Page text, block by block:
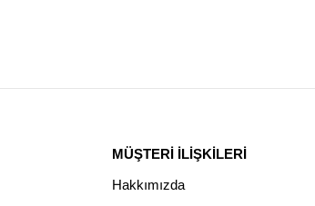
MÜŞTERİ İLİŞKİLERİ
Hakkımızda